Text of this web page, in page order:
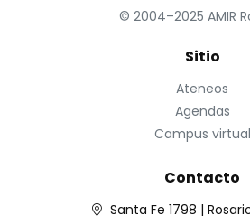
© 2004–2025 AMIR
Sitio
Ateneos
Agendas
Campus virtual
Contacto
Santa Fe 1798 |